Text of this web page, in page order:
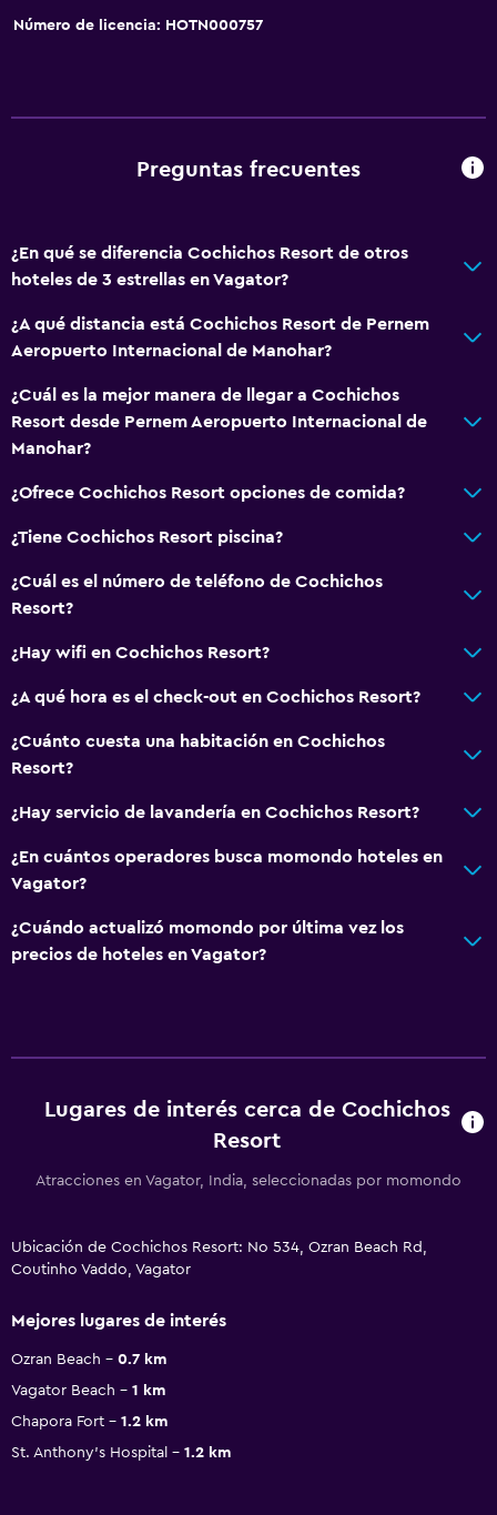
Número de licencia: HOTN000757
Preguntas frecuentes
¿En qué se diferencia Cochichos Resort de otros
hoteles de 3 estrellas en Vagator?
¿A qué distancia está Cochichos Resort de Pernem
Aeropuerto Internacional de Manohar?
¿Cuál es la mejor manera de llegar a Cochichos
Resort desde Pernem Aeropuerto Internacional de
Manohar?
¿Ofrece Cochichos Resort opciones de comida?
¿Tiene Cochichos Resort piscina?
¿Cuál es el número de teléfono de Cochichos
Resort?
¿Hay wifi en Cochichos Resort?
¿A qué hora es el check-out en Cochichos Resort?
¿Cuánto cuesta una habitación en Cochichos
Resort?
¿Hay servicio de lavandería en Cochichos Resort?
¿En cuántos operadores busca momondo hoteles en
Vagator?
¿Cuándo actualizó momondo por última vez los
precios de hoteles en Vagator?
Lugares de interés cerca de Cochichos
Resort
Atracciones en Vagator, India, seleccionadas por momondo
Ubicación de Cochichos Resort: No 534, Ozran Beach Rd,
Coutinho Vaddo, Vagator
Mejores lugares de interés
Ozran Beach
0.7 km
Vagator Beach
1 km
Chapora Fort
1.2 km
St. Anthony's Hospital
1.2 km